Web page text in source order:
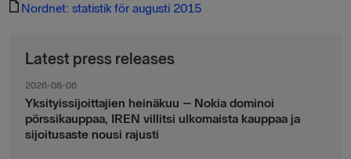
Nordnet: statistik för augusti 2015
Latest press releases
2026-08-06
Yksityissijoittajien heinäkuu – Nokia dominoi
pörssikauppaa, IREN villitsi ulkomaista kauppaa ja
sijoitusaste nousi rajusti